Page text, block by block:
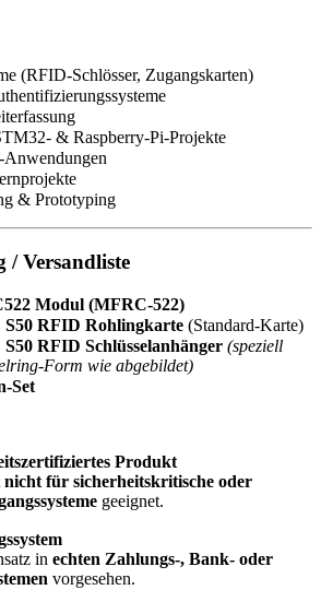
(RFID-Schlösser, Zugangskarten)
& Raspberry-Pi-Projekte
& Prototyping
/ Versandliste
Modul (MFRC-522)
RFID Rohlingkarte (Standard-Karte)
RFID Schlüsselanhänger (speziell
Form wie abgebildet)
Set
Produkt
nicht für sicherheitskritische oder
geeignet.
in echten Zahlungs-, Bank- oder
vorgesehen.